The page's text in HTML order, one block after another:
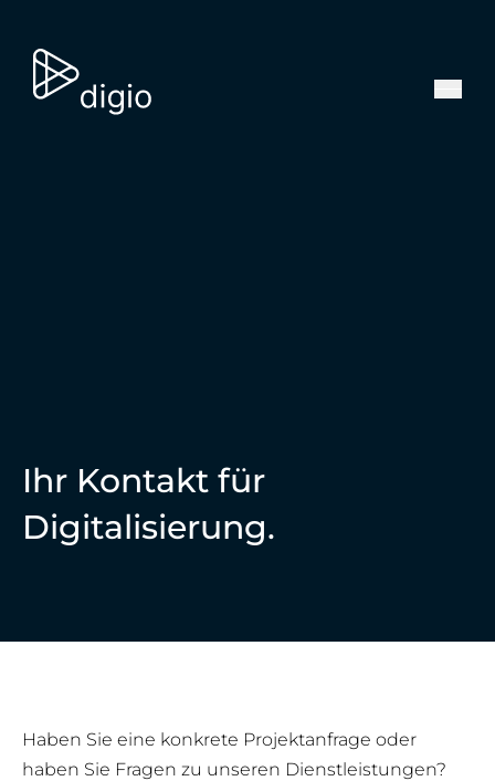
Ihr Kontakt für
Digitalisierung.
Haben Sie eine konkrete Projektanfrage oder
haben Sie Fragen zu unseren Dienstleistungen?